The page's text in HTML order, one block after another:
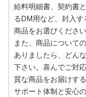
給料明細書、契約書
るDM用など、封入
商品をお選びください
また、商品について
ありましたら、どん
下さい。喜んでご対
質な商品をお届けす
サポート体制と安心